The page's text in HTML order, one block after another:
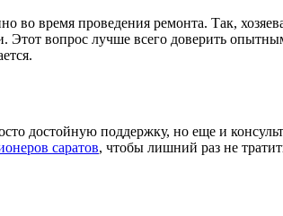
время проведения ремонта. Так,
вопрос лучше всего доверить
достойную поддержку, но еще и
саратов, чтобы лишний раз не